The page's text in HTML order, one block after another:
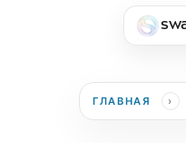
ГЛАВНАЯ ›